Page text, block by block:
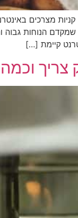
מצרכים
הנוחות
קיימת […]
צריך